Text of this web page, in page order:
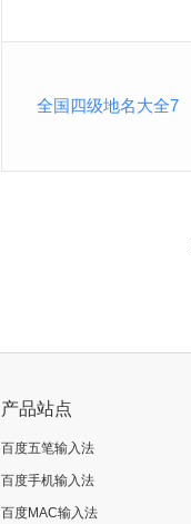
全国四级地名大全7
产品站点
百度五笔输入法
百度手机输入法
百度MAC输入法